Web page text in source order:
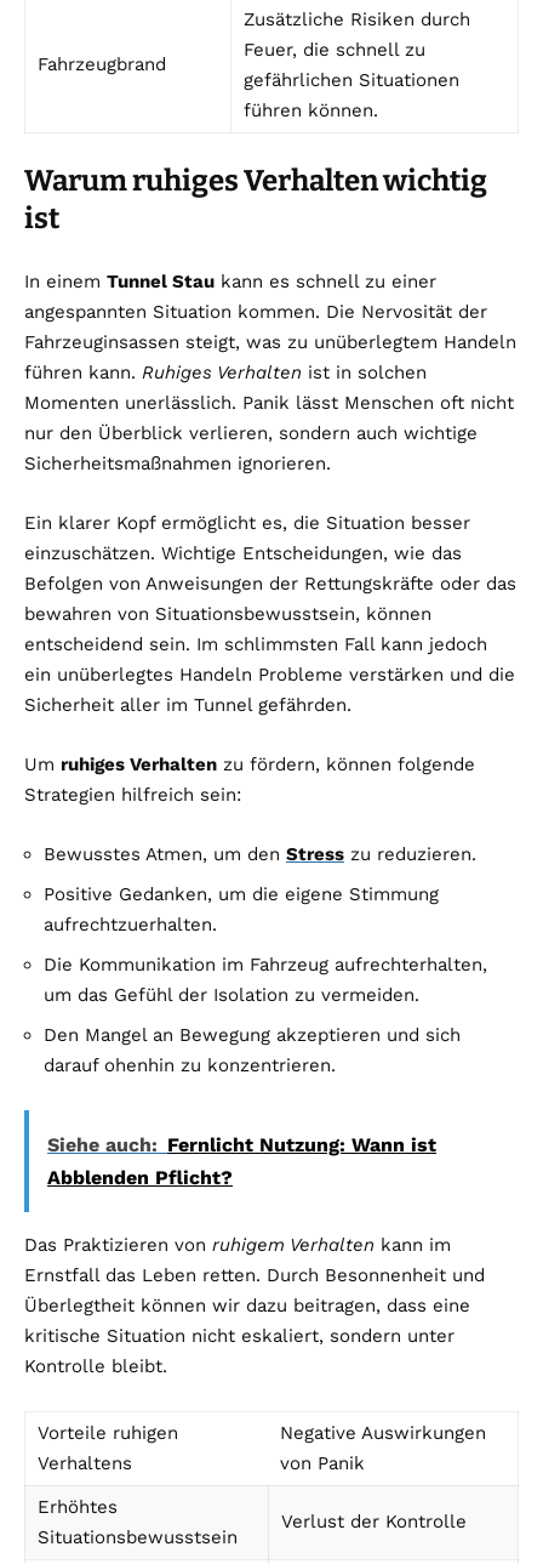
Fahrzeugbrand
Zusätzliche Risiken durch
Feuer, die schnell zu
gefährlichen Situationen
führen können.
Warum ruhiges Verhalten wichtig
ist
In einem Tunnel Stau kann es schnell zu einer
angespannten Situation kommen. Die Nervosität der
Fahrzeuginsassen steigt, was zu unüberlegtem Handeln
führen kann. Ruhiges Verhalten ist in solchen
Momenten unerlässlich. Panik lässt Menschen oft nicht
nur den Überblick verlieren, sondern auch wichtige
Sicherheitsmaßnahmen ignorieren.
Ein klarer Kopf ermöglicht es, die Situation besser
einzuschätzen. Wichtige Entscheidungen, wie das
Befolgen von Anweisungen der Rettungskräfte oder das
bewahren von Situationsbewusstsein, können
entscheidend sein. Im schlimmsten Fall kann jedoch
ein unüberlegtes Handeln Probleme verstärken und die
Sicherheit aller im Tunnel gefährden.
Um ruhiges Verhalten zu fördern, können folgende
Strategien hilfreich sein:
Bewusstes Atmen, um den Stress zu reduzieren.
Positive Gedanken, um die eigene Stimmung
aufrechtzuerhalten.
Die Kommunikation im Fahrzeug aufrechterhalten,
um das Gefühl der Isolation zu vermeiden.
Den Mangel an Bewegung akzeptieren und sich
darauf ohenhin zu konzentrieren.
Siehe auch: Fernlicht Nutzung: Wann ist
Abblenden Pflicht?
Das Praktizieren von ruhigem Verhalten kann im
Ernstfall das Leben retten. Durch Besonnenheit und
Überlegtheit können wir dazu beitragen, dass eine
kritische Situation nicht eskaliert, sondern unter
Kontrolle bleibt.
Vorteile ruhigen
Verhaltens
Negative Auswirkungen
von Panik
Erhöhtes
Situationsbewusstsein
Verlust der Kontrolle